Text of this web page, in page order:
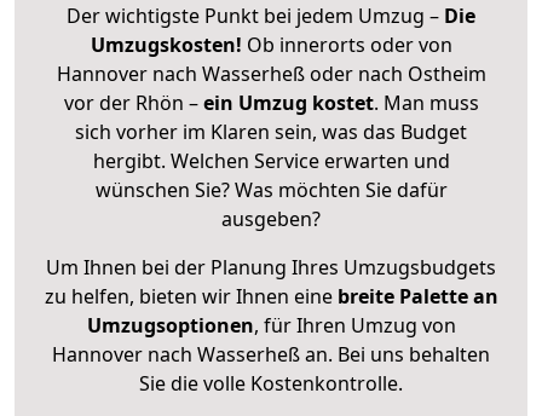
Der wichtigste Punkt bei jedem Umzug – Die
Umzugskosten! Ob innerorts oder von
Hannover nach Wasserheß oder nach Ostheim
vor der Rhön –ein Umzug kostet. Man muss
sich vorher im Klaren sein, was das Budget
hergibt. Welchen Service erwarten und
wünschen Sie? Was möchten Sie dafür
ausgeben?
Um Ihnen bei der Planung Ihres Umzugsbudgets
zu helfen, bieten wir Ihnen eine breite Palette an
Umzugsoptionen, für Ihren Umzug von
Hannover nach Wasserheß an. Bei uns behalten
Sie die volle Kostenkontrolle.